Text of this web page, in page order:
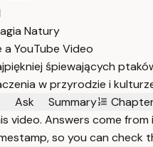
Natury
a YouTube Video
śpiewających
w przyrodzie i
Ask Summary
video. Answers come
so you can check